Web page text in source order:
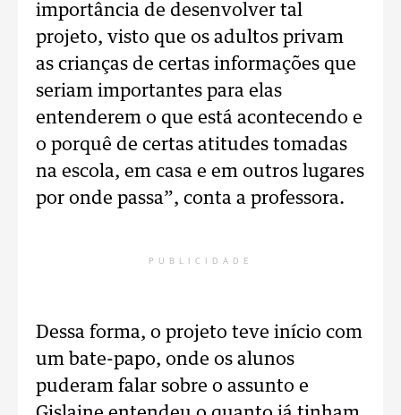
importância de desenvolver tal
projeto, visto que os adultos privam
as crianças de certas informações que
seriam importantes para elas
entenderem o que está acontecendo e
o porquê de certas atitudes tomadas
na escola, em casa e em outros lugares
por onde passa”, conta a professora.
PUBLICIDADE
Dessa forma, o projeto teve início com
um bate-papo, onde os alunos
puderam falar sobre o assunto e